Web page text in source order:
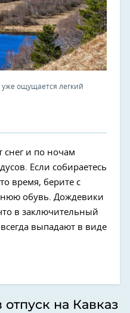
уже ощущается легкий
снег и по ночам
Если собираетесь
время, берите с
обувь. Дождевики
в заключительный
выпадают в виде
на Кавказ